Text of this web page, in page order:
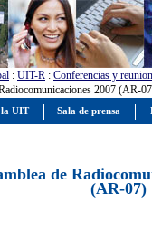
: UIT-R : Conferencias y
2007 (AR-
de
(AR-07)
la UIT Sala de prensa